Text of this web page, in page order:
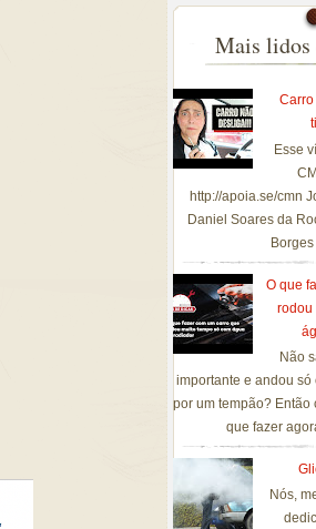
Mais lidos
Esse
http://apoia.se/cmn
Daniel Soares da
Borges
O que
rodou
Não
importante e andou
por um tempão? Então
que fazer
Nós,